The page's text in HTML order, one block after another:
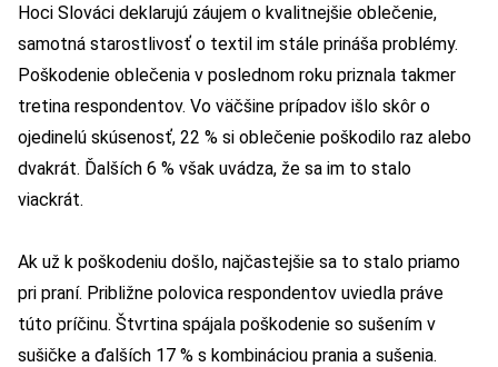
Hoci Slováci deklarujú záujem o kvalitnejšie oblečenie,
samotná starostlivosť o textil im stále prináša problémy.
Poškodenie oblečenia v poslednom roku priznala takmer
tretina respondentov. Vo väčšine prípadov išlo skôr o
ojedinelú skúsenosť, 22 % si oblečenie poškodilo raz alebo
dvakrát. Ďalších 6 % však uvádza, že sa im to stalo
viackrát.
Ak už k poškodeniu došlo, najčastejšie sa to stalo priamo
pri praní. Približne polovica respondentov uviedla práve
túto príčinu. Štvrtina spájala poškodenie so sušením v
sušičke a ďalších 17 % s kombináciou prania a sušenia.